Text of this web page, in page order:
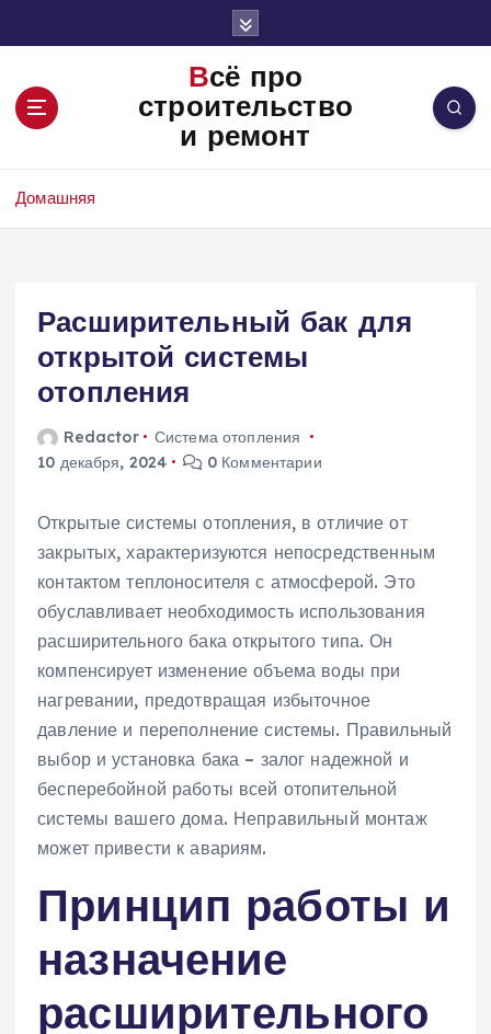
Всё про
строительство
и ремонт
Домашняя
Расширительный бак для
открытой системы
отопления
Redactor
Система отопления
10 декабря, 2024
0 Комментарии
Открытые системы отопления‚ в отличие от
закрытых‚ характеризуются непосредственным
контактом теплоносителя с атмосферой. Это
обуславливает необходимость использования
расширительного бака открытого типа. Он
компенсирует изменение объема воды при
нагревании‚ предотвращая избыточное
давление и переполнение системы. Правильный
выбор и установка бака – залог надежной и
бесперебойной работы всей отопительной
системы вашего дома. Неправильный монтаж
может привести к авариям.
Принцип работы и
назначение
расширительного